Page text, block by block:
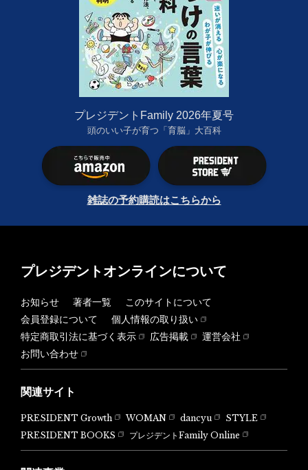
プレジデントFamily 2026年夏号
頭のいい子が育つ「育脳」大百科
雑誌の予約購読はこちらから
プレジデントオンラインについて
お知らせ 著者一覧
このサイトについて
会員登録について
個人情報の取り扱い
特定商取引法に基づく表示
広告掲載
運営会社
お問い合わせ
関連サイト
PRESIDENT Growth WOMAN dancyu
STYLE
PRESIDENT BOOKS
プレジデントFamily Online